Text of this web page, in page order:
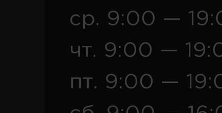
ср. 9:00 —
чт. 9:00 —
пт. 9:00 —